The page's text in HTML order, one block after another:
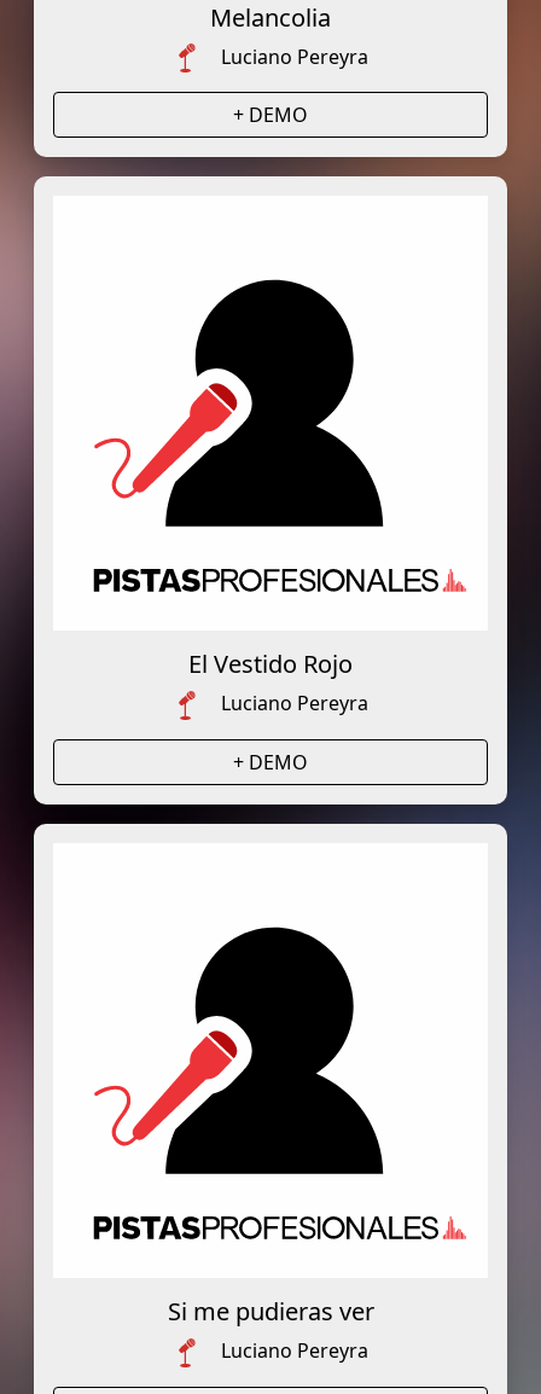
Melancolia
Luciano Pereyra
+ DEMO
El Vestido Rojo
Luciano Pereyra
+ DEMO
Si me pudieras ver
Luciano Pereyra